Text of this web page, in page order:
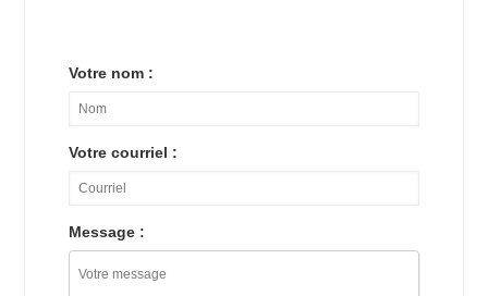
Votre nom :
Votre courriel :
Message :